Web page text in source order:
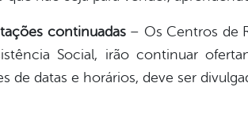
continuadas– Os Centros de
Social, irão continuar
de datas e horários, deve ser